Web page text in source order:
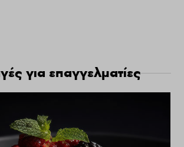
για επαγγελματίες